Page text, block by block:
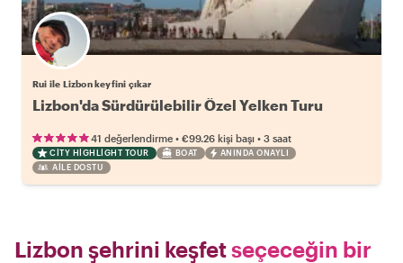
Rui ile Lizbon keyfini çıkar
Lizbon'da Sürdürülebilir Özel Yelken Turu
41 değerlendirme • €99.26 kişi başı • 3 saat
CITY HIGHLIGHT TOUR BOAT
ANINDA ONAYLI
AILE DOSTU
Lizbon şehrini keşfetseçeceğin bir